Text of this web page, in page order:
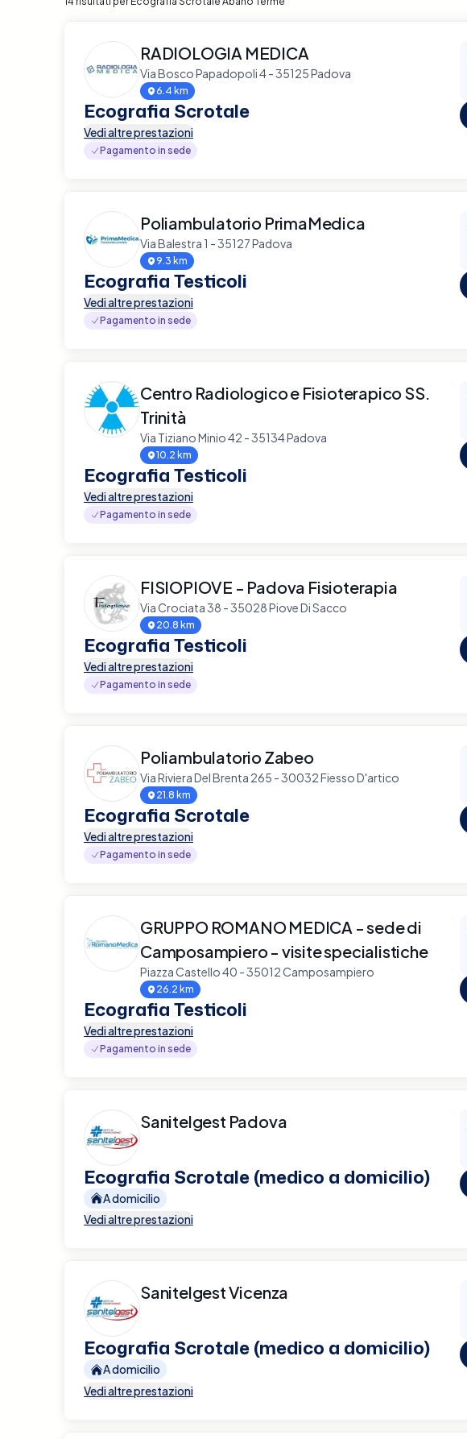
RADIOLOGIA MEDICA
Via Bosco Papadopoli 4 - 35125 Padova
6.4 km
Ecografia Scrotale
Vedi altre prestazioni
Pagamento in sede
Poliambulatorio PrimaMedica
Via Balestra 1 - 35127 Padova
9.3 km
Ecografia Testicoli
Vedi altre prestazioni
Pagamento in sede
Centro Radiologico e Fisioterapico SS.
Trinità
Via Tiziano Minio 42 - 35134 Padova
10.2 km
Ecografia Testicoli
Vedi altre prestazioni
Pagamento in sede
FISIOPIOVE - Padova Fisioterapia
Via Crociata 38 - 35028 Piove Di Sacco
20.8 km
Ecografia Testicoli
Vedi altre prestazioni
Pagamento in sede
Poliambulatorio Zabeo
Via Riviera Del Brenta 265 - 30032 Fiesso D'artico
21.8 km
Ecografia Scrotale
Vedi altre prestazioni
Pagamento in sede
GRUPPO ROMANO MEDICA - sede di
Camposampiero - visite specialistiche
Piazza Castello 40 - 35012 Camposampiero
26.2 km
Ecografia Testicoli
Vedi altre prestazioni
Pagamento in sede
Sanitelgest Padova
Ecografia Scrotale (medico a domicilio)
A domicilio
Vedi altre prestazioni
Sanitelgest Vicenza
Ecografia Scrotale (medico a domicilio)
A domicilio
Vedi altre prestazioni